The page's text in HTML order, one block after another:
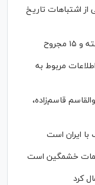
از اشتباهات تاریخ
مربوط به
قاسم‌زاده،
ایران است
مهمات خشمگین است
کرد